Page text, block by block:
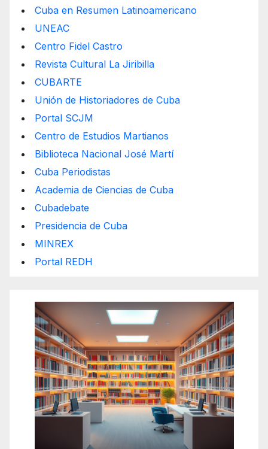
Cuba en Resumen Latinoamericano
UNEAC
Centro Fidel Castro
Revista Cultural La Jiribilla
CUBARTE
Unión de Historiadores de Cuba
Portal SCJM
Centro de Estudios Martianos
Biblioteca Nacional José Martí
Cuba Periodistas
Academia de Ciencias de Cuba
Cubadebate
Presidencia de Cuba
MINREX
Portal REDH